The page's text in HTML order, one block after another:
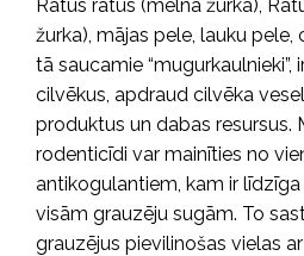
Ratus ratus (melnā žurka),
žurka), mājas pele, lauku pele,
tā saucamie “mugurkaulnieki”,
cilvēkus, apdraud cilvēka
produktus un dabas resursus.
rodenticīdi var mainīties no
antikogulantiem, kam ir
visām grauzēju sugām. To
grauzējus pievilinošas vielas